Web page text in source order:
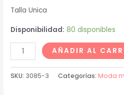
Talla Unica
Disponibilidad: 80 disponibles
AÑADIR AL
SKU: 3085-3 Categorías: Moda